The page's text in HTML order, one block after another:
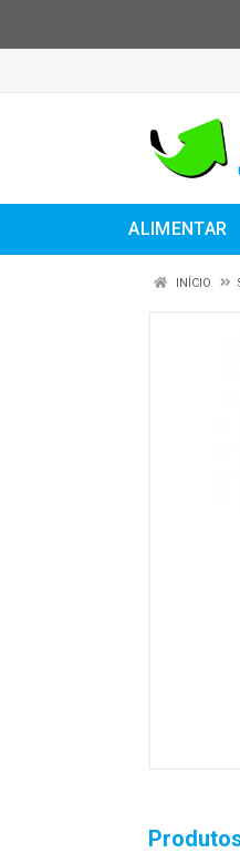
ALIMENTAR
INÍCIO